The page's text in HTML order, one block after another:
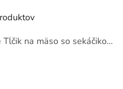
Perfect Home Tĺčik na mäso so sekáčikom, 56893
je 5 z 5 hviezdičiek.